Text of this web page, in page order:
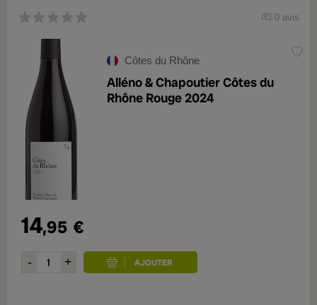
0 avis
Côtes du Rhône
Alléno & Chapoutier Côtes du
Rhône Rouge 2024
14,95 €